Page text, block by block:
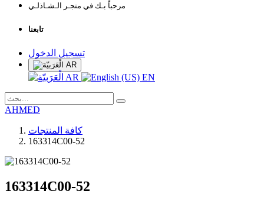
مرحباً بـك في متجـر الـشـاذلـي
تابعنا
تسجيل الدخول
AR
AR EN
AHMED
كافة المنتجات
163314C00-52
163314C00-52